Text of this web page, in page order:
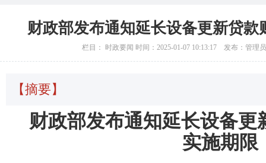
财政部发布通知延长设备更新贷
栏目： 时政要闻 时间：2025-01-07 10:13:17 发布：管理
【摘要】
财政部发布通知延长设备更
实施期限